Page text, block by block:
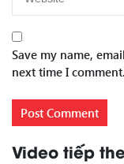
Save my name,
next time I comment.
Video tiếp